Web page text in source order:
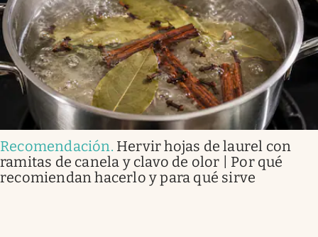
Recomendación. Hervir hojas de laurel con
ramitas de canela y clavo de olor | Por qué
recomiendan hacerlo y para qué sirve